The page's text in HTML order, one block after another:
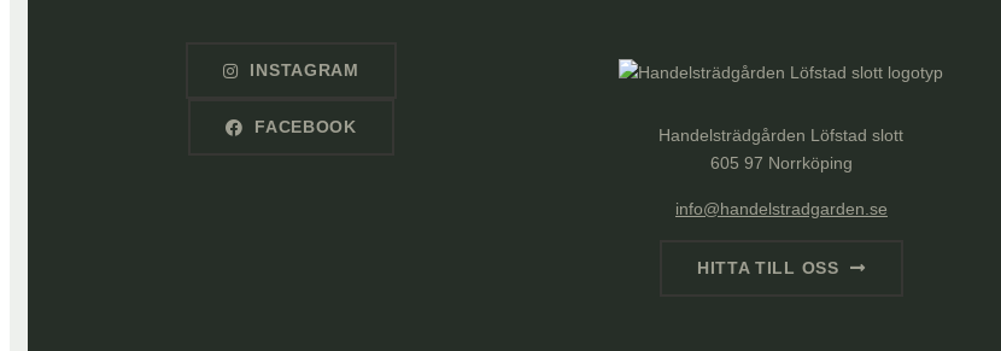
INSTAGRAM
FACEBOOK
Handelsträdgården Löfstad slott
605 97 Norrköping
info@handelstradgarden.se
HITTA TILL OSS